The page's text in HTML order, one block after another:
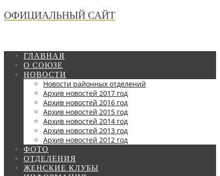
ОФИЦИАЛЬНЫЙ САЙТ
ГЛАВНАЯ
О СОЮЗЕ
НОВОСТИ
Новости районных отделений
Архив новостей 2017 год
Архив новостей 2016 год
Архив новостей 2015 год
Архив новостей 2014 год
Архив новостей 2013 год
Архив новостей 2012 год
ФОТО
ОТДЕЛЕНИЯ
ЖЕНСКИЕ КЛУБЫ